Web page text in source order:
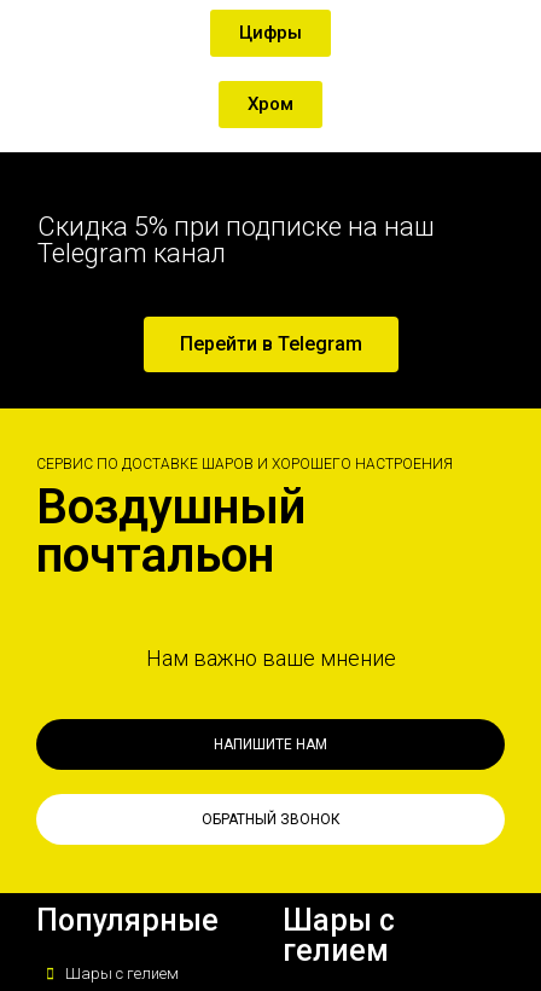
Цифры
Хром
Скидка 5% при подписке на наш
Telegram канал
Перейти в Telegram
СЕРВИС ПО ДОСТАВКЕ ШАРОВ И ХОРОШЕГО НАСТРОЕНИЯ
Воздушный
почтальон
Нам важно ваше мнение
НАПИШИТЕ НАМ
ОБРАТНЫЙ ЗВОНОК
Популярные
Шары с гелием
Шары с
гелием